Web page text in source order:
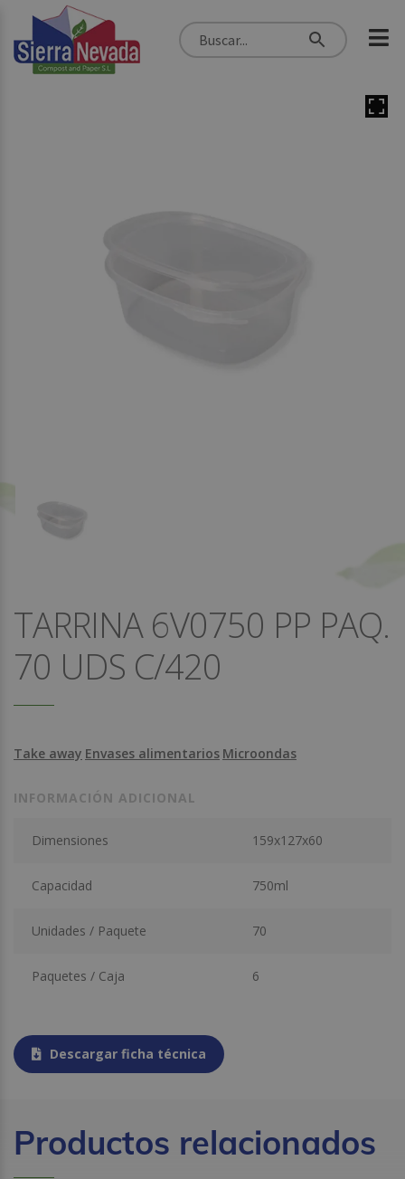
TARRINA 6V0750 PP PAQ.
70 UDS C/420
Take away Envases alimentarios Microondas
INFORMACIÓN ADICIONAL
Dimensiones 159x127x60
Capacidad 750ml
Unidades / Paquete 70
Paquetes / Caja 6
Descargar ficha técnica
Productos relacionados